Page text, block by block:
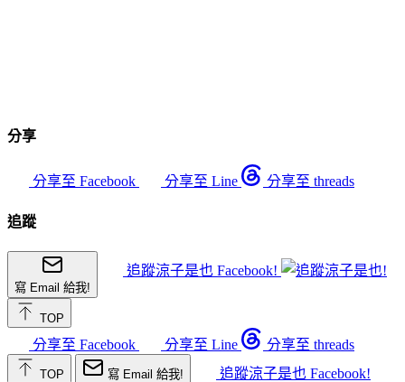
分享
分享至 Facebook 分享至 Line 分享至 threads
追蹤
寫 Email 給我!
追蹤涼子是也 Facebook!
TOP
分享至 Facebook 分享至 Line 分享至 threads
TOP 寫 Email 給我! 追蹤涼子是也 Facebook!